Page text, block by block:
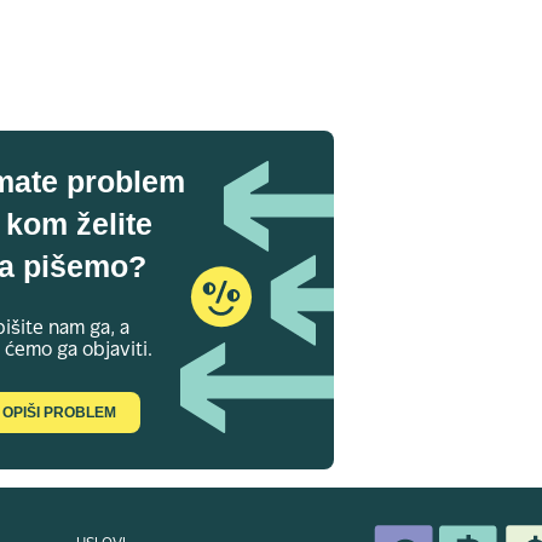
problem
kom želite
pišemo?
nam ga, a
ćemo ga objaviti.
OPIŠI PROBLEM